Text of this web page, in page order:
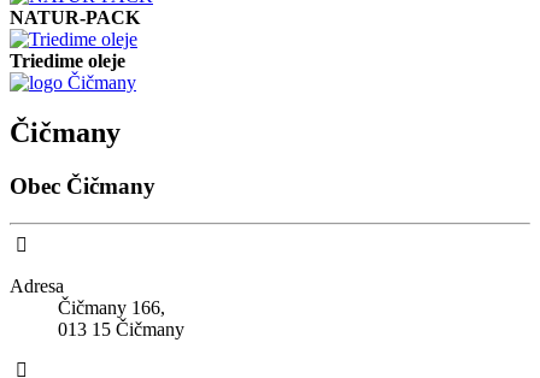
NATUR-PACK
Triedime oleje
Čičmany
Obec Čičmany
Adresa
Čičmany 166,
013 15 Čičmany